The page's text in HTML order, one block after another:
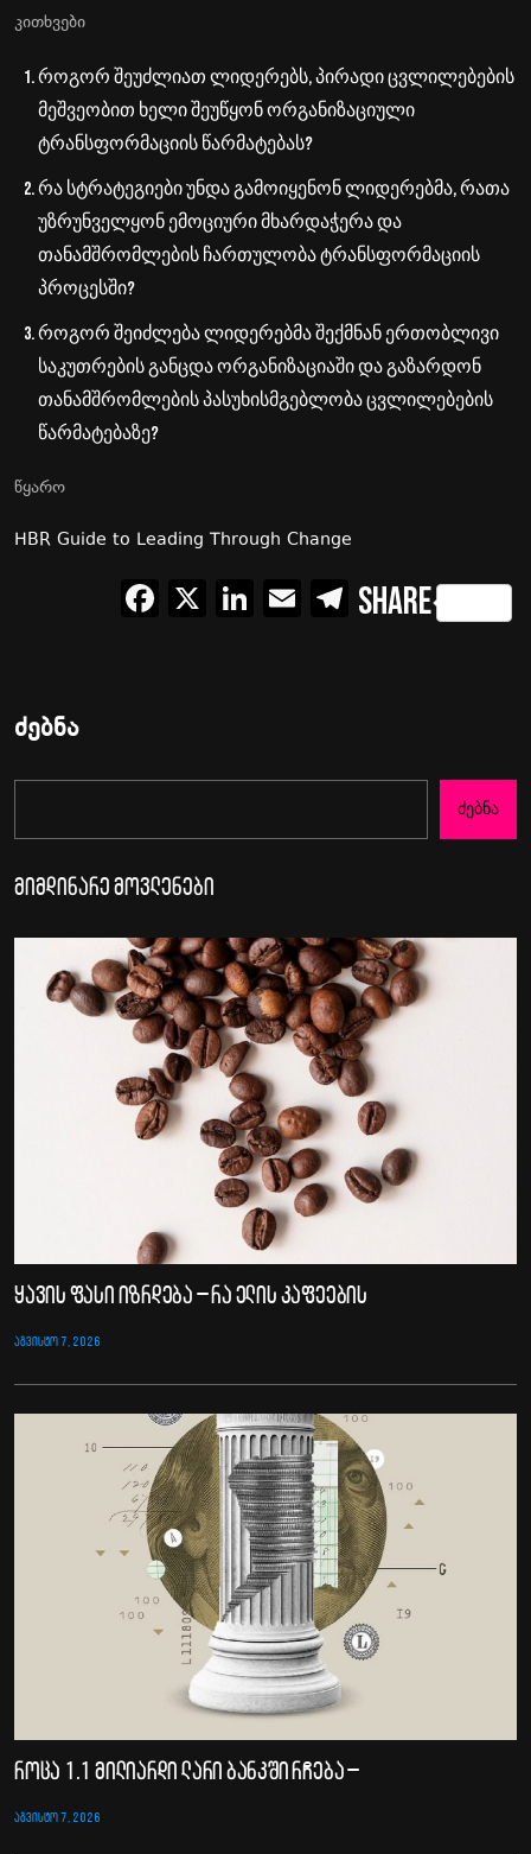
კითხვები
როგორ შეუძლიათ ლიდერებს, პირადი ცვლილებების
მეშვეობით ხელი შეუწყონ ორგანიზაციული
ტრანსფორმაციის წარმატებას?
რა სტრატეგიები უნდა გამოიყენონ ლიდერებმა, რათა
უზრუნველყონ ემოციური მხარდაჭერა და
თანამშრომლების ჩართულობა ტრანსფორმაციის
პროცესში?
როგორ შეიძლება ლიდერებმა შექმნან ერთობლივი
საკუთრების განცდა ორგანიზაციაში და გაზარდონ
თანამშრომლების პასუხისმგებლობა ცვლილებების
წარმატებაზე?
წყარო
HBR Guide to Leading Through Change
Facebook
X LinkedInEmailTelegram
Share
ძებნა
Ძებნა
მიმდინარე მოვლენები
ყავის ფასი იზრდება – რა ელის კაფეების
ᲐᲒᲕᲘᲡᲢᲝ 7, 2026
როცა 1.1 მილიარდი ლარი ბანკში რჩება –
ᲐᲒᲕᲘᲡᲢᲝ 7, 2026